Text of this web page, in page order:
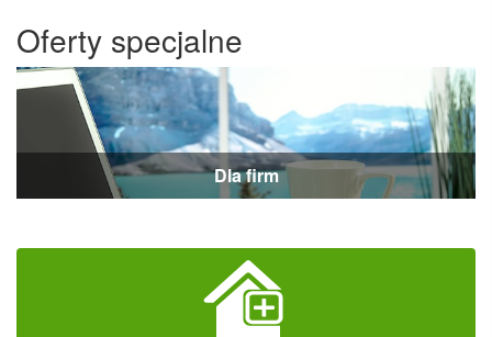
Oferty specjalne
Dla firm